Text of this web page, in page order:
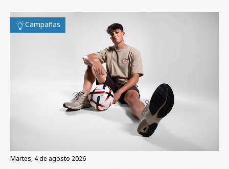
Campañas
martes, 4 de agosto 2026